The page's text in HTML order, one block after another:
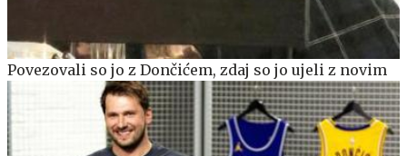
Povezovali so jo z Dončićem, zdaj so jo ujeli z novim